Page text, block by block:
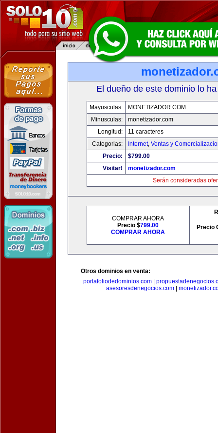
El dueño de este dominio lo
Mayusculas:
MONETIZADOR.COM
Minusculas:
monetizador.com
Longitud:
11 caracteres
Categorias:
Internet, Ventas y
Precio:
$799.00
Visitar!
monetizador.com
Serán consideradas
COMPRAR AHORA
Precio $799.00
COMPRAR AHORA
Precio
Otros dominios en venta:
portafoliodedominios.com|
asesoresdenegocios.com